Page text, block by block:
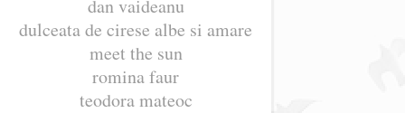
dan vaideanu
dulceata de cirese albe si amare
meet the sun
romina faur
teodora mateoc